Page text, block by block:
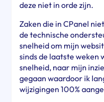
deze niet in orde zijn.
Zaken die in CPanel
de technische
snelheid om mijn
sinds de laatste weken
snelheid, naar mijn
gegaan waardoor ik
wijzigingen 100%